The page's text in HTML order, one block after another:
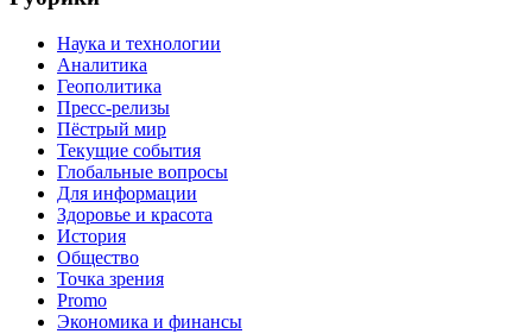
Наука и технологии
Аналитика
Геополитика
Пресс-релизы
Пёстрый мир
Текущие события
Глобальные вопросы
Для информации
Здоровье и красота
История
Общество
Точка зрения
Promo
Экономика и финансы